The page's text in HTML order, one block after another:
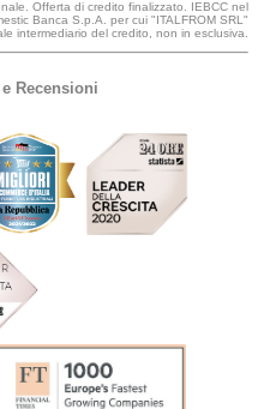
Offerta di credito finalizzato. IEBCC nel
Banca S.p.A. per cui "ITALFROM SRL"
intermediario del credito, non in esclusiva.
Recensioni